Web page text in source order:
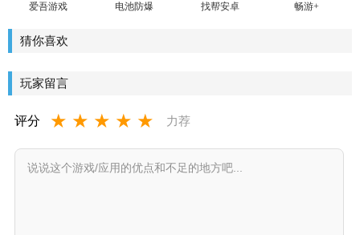
爱吾游戏
版
电池防爆
找帮安卓
畅游+
猜你喜欢
玩家留言
评分 ★ ★ ★ ★ ★ 力荐